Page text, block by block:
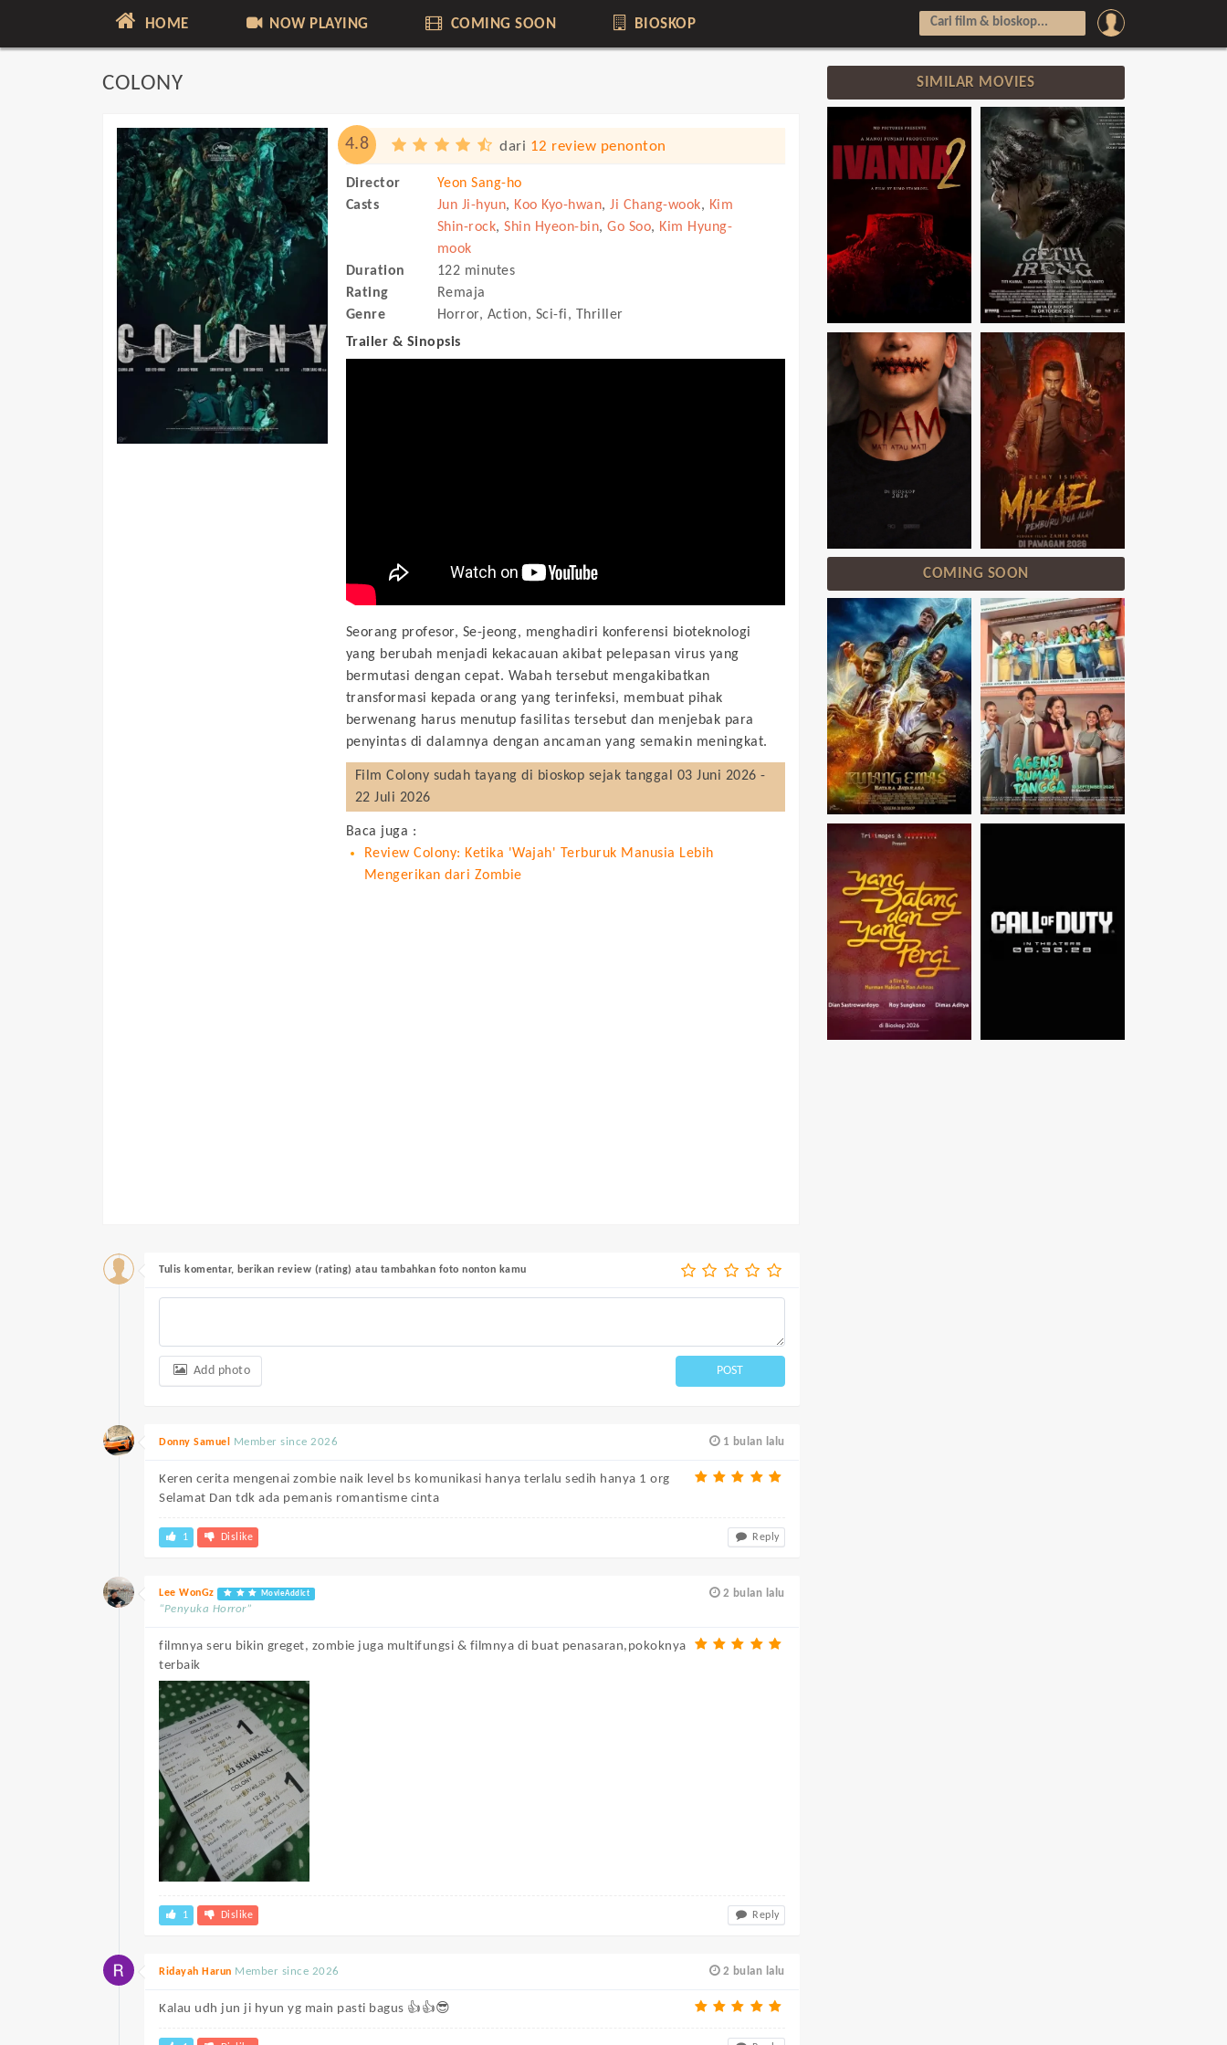
HOME NOW PLAYING COMING SOON BIOSKOP
COLONY
4.8 dari 12 review penonton
Director
Yeon Sang-ho
Casts
Jun Ji-hyun, Koo Kyo-hwan, Ji Chang-wook, Kim
Shin-rock, Shin Hyeon-bin, Go Soo, Kim Hyung-
mook
Duration
122 minutes
Rating
Remaja
Genre
Horror, Action, Sci-fi, Thriller
Trailer & Sinopsis
Seorang profesor, Se-jeong, menghadiri konferensi bioteknologi
yang berubah menjadi kekacauan akibat pelepasan virus yang
bermutasi dengan cepat. Wabah tersebut mengakibatkan
transformasi kepada orang yang terinfeksi, membuat pihak
berwenang harus menutup fasilitas tersebut dan menjebak para
penyintas di dalamnya dengan ancaman yang semakin meningkat.
Film Colony sudah tayang di bioskop sejak tanggal 03 Juni 2026 -
22 Juli 2026
Baca juga :
Review Colony: Ketika 'Wajah' Terburuk Manusia Lebih
Mengerikan dari Zombie
Tulis komentar, berikan review (rating) atau tambahkan foto nonton kamu
Add photo POST
1 bulan lalu
Donny Samuel Member since 2026
Keren cerita mengenai zombie naik level bs komunikasi hanya terlalu sedih hanya 1 org
Selamat Dan tdk ada pemanis romantisme cinta
1 Dislike Reply
2 bulan lalu
Lee WonGz MovieAddict
“Penyuka Horror”
filmnya seru bikin greget, zombie juga multifungsi & filmnya di buat penasaran,pokoknya
terbaik
1 Dislike Reply
2 bulan lalu
Ridayah Harun Member since 2026
Kalau udh jun ji hyun yg main pasti bagus 👍👍😎
SIMILAR MOVIES
COMING SOON